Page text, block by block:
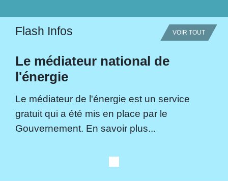
Flash Infos VOIR TOUT
Le médiateur national de
l'énergie
Le médiateur de l'énergie est un service
gratuit qui a été mis en place par le
Gouvernement. En savoir plus...